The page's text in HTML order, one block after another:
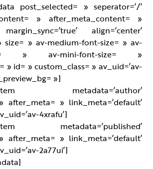
post_selected= » seperator=’/’
» after_meta_content= »
align=’center’
» av-medium-font-size= » av-
» av-mini-font-size= »
» id= » custom_class= » av_uid=’av-
»]
metadata=’author’
after_meta= » link_meta=’default’
4xrafu’]
metadata=’published’
after_meta= » link_meta=’default’
2a77ui’]